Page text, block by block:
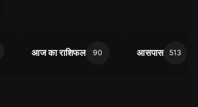
आज का राशिफल 90 आसपास 513